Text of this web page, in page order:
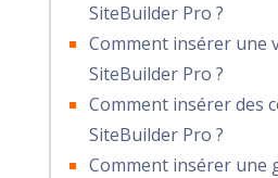
SiteBuilder Pro ?
Comment insérer une
SiteBuilder Pro ?
Comment insérer des
SiteBuilder Pro ?
Comment insérer une